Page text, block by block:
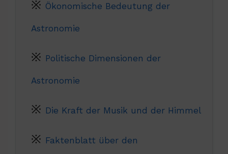
Ökonomische Bedeutung der
Astronomie
Politische Dimensionen der
Astronomie
Die Kraft der Musik und der Himmel
Faktenblatt über den